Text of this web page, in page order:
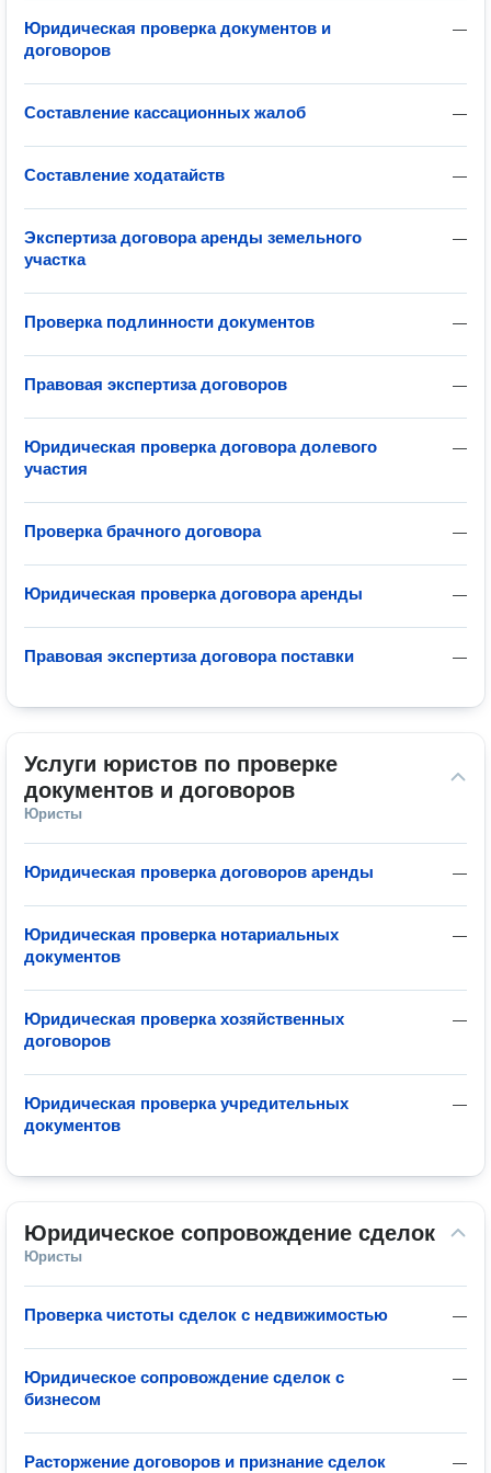
—
Юридическая проверка документов и
договоров
—
Составление кассационных жалоб
—
Составление ходатайств
—
Экспертиза договора аренды земельного
участка
—
Проверка подлинности документов
—
Правовая экспертиза договоров
—
Юридическая проверка договора долевого
участия
—
Проверка брачного договора
—
Юридическая проверка договора аренды
—
Правовая экспертиза договора поставки
Услуги юристов по проверке
документов и договоров
Юристы
—
Юридическая проверка договоров аренды
—
Юридическая проверка нотариальных
документов
—
Юридическая проверка хозяйственных
договоров
—
Юридическая проверка учредительных
документов
Юридическое сопровождение сделок
Юристы
—
Проверка чистоты сделок с недвижимостью
—
Юридическое сопровождение сделок с
бизнесом
—
Расторжение договоров и признание сделок